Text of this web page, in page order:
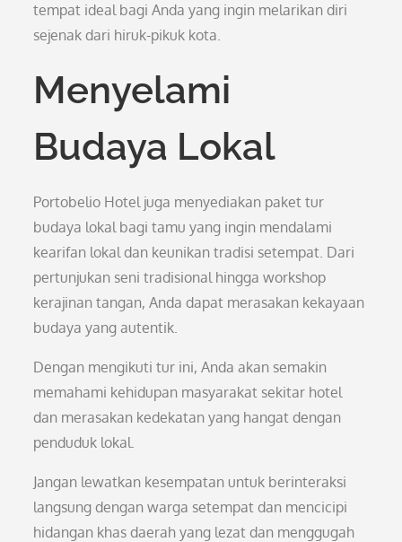
tempat ideal bagi Anda yang ingin melarikan diri
sejenak dari hiruk-pikuk kota.
Menyelami
Budaya Lokal
Portobelio Hotel juga menyediakan paket tur
budaya lokal bagi tamu yang ingin mendalami
kearifan lokal dan keunikan tradisi setempat. Dari
pertunjukan seni tradisional hingga workshop
kerajinan tangan, Anda dapat merasakan kekayaan
budaya yang autentik.
Dengan mengikuti tur ini, Anda akan semakin
memahami kehidupan masyarakat sekitar hotel
dan merasakan kedekatan yang hangat dengan
penduduk lokal.
Jangan lewatkan kesempatan untuk berinteraksi
langsung dengan warga setempat dan mencicipi
hidangan khas daerah yang lezat dan menggugah